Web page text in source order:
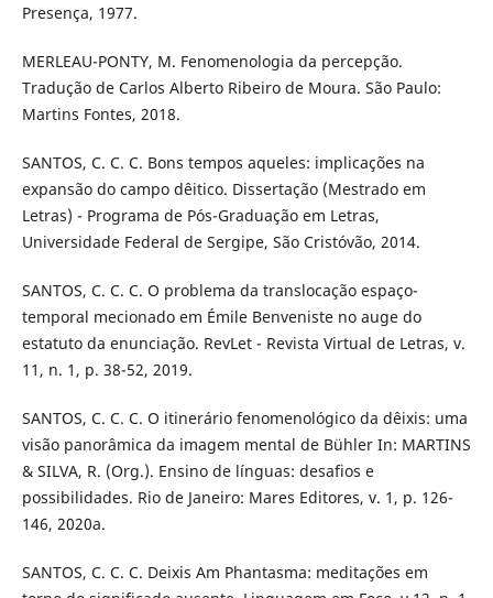
Presença, 1977.
MERLEAU-PONTY, M. Fenomenologia da percepção.
Tradução de Carlos Alberto Ribeiro de Moura. São Paulo:
Martins Fontes, 2018.
SANTOS, C. C. C. Bons tempos aqueles: implicações na
expansão do campo dêitico. Dissertação (Mestrado em
Letras) - Programa de Pós-Graduação em Letras,
Universidade Federal de Sergipe, São Cristóvão, 2014.
SANTOS, C. C. C. O problema da translocação espaço-
temporal mecionado em Émile Benveniste no auge do
estatuto da enunciação. RevLet - Revista Virtual de Letras, v.
11, n. 1, p. 38-52, 2019.
SANTOS, C. C. C. O itinerário fenomenológico da dêixis: uma
visão panorâmica da imagem mental de Bühler In: MARTINS
& SILVA, R. (Org.). Ensino de línguas: desafios e
possibilidades. Rio de Janeiro: Mares Editores, v. 1, p. 126-
146, 2020a.
SANTOS, C. C. C. Deixis Am Phantasma: meditações em